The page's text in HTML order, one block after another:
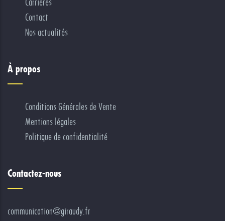
Contact
Nos actualités
À propos
Conditions Générales de Vente
Mentions légales
Politique de confidentialité
Contactez-nous
communication@giraudy.fr